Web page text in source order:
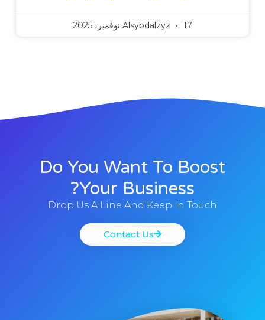
Alsybdalzyz 17 نوفمبر، 2025
Do You Want To Boost
Your Business?
Drop Us A Line And Keep In Touch
Contact Us